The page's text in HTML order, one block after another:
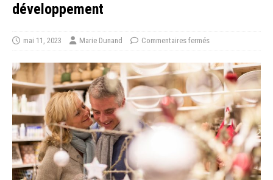
développement
mai 11, 2023 Marie Dunand Commentaires fermés